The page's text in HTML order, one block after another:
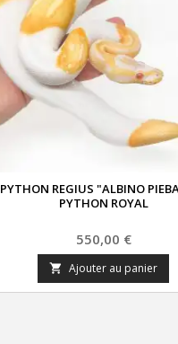
PYTHON REGIUS "ALBINO
PYTHON ROYAL
Prix
550,00 €
 Ajouter au panier